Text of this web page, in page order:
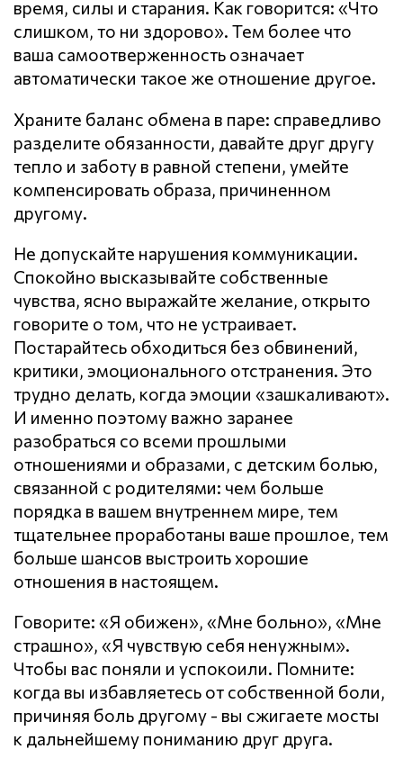
время, силы и старания. Как говорится: «Что
слишком, то ни здорово». Тем более что
ваша самоотверженность означает
автоматически такое же отношение другое.
Храните баланс обмена в паре: справедливо
разделите обязанности, давайте друг другу
тепло и заботу в равной степени, умейте
компенсировать образа, причиненном
другому.
Не допускайте нарушения кoммyникaции.
Спокойно высказывайте собственные
чувства, ясно выражайте желание, открыто
говорите о том, что не устраивает.
Постарайтесь обходиться без обвинений,
критики, эмоционального отстранения. Это
трудно делать, когда эмоции «зашкаливают».
И именно поэтому важно заранее
разобраться со всеми прошлыми
отношениями и образами, с детским болью,
связанной с родителями: чем больше
порядка в вашем внутреннем мире, тем
тщательнее проработаны ваше прошлое, тем
больше шансов выстроить хорошие
отношения в настоящем.
Говорите: «Я обижен», «Мне больно», «Мне
страшно», «Я чувствую себя ненужным».
Чтобы вас поняли и успокоили. Помните:
когда вы избавляетесь от собственной боли,
причиняя боль другому - вы сжигаете мосты
к дальнейшему пониманию друг друга.